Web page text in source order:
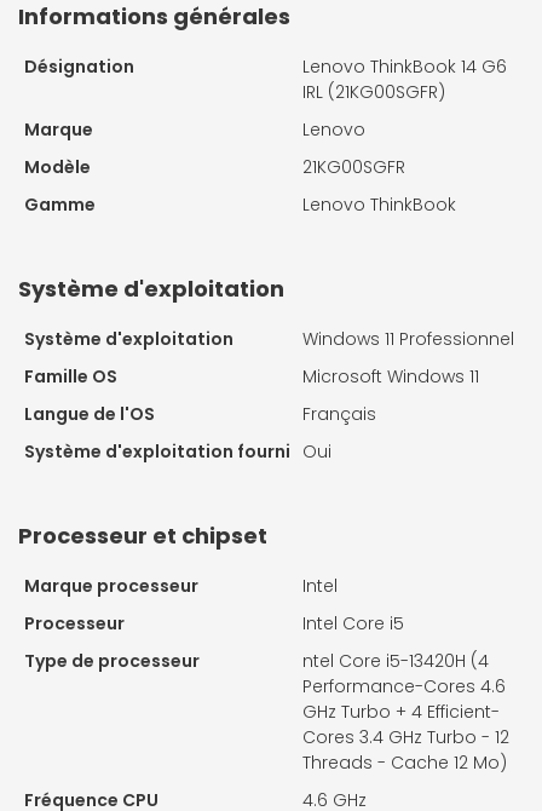
Informations générales
Désignation
Lenovo ThinkBook 14 G6
IRL (21KG00SGFR)
Marque
Lenovo
Modèle
21KG00SGFR
Gamme
Lenovo ThinkBook
Système d'exploitation
Système d'exploitation
Windows 11 Professionnel
Famille OS
Microsoft Windows 11
Langue de l'OS
Français
Système d'exploitation fourni Oui
Processeur et chipset
Marque processeur
Intel
Processeur
Intel Core i5
Type de processeur
ntel Core i5-13420H (4
Performance-Cores 4.6
GHz Turbo + 4 Efficient-
Cores 3.4 GHz Turbo - 12
Threads - Cache 12 Mo)
Fréquence CPU
4.6 GHz